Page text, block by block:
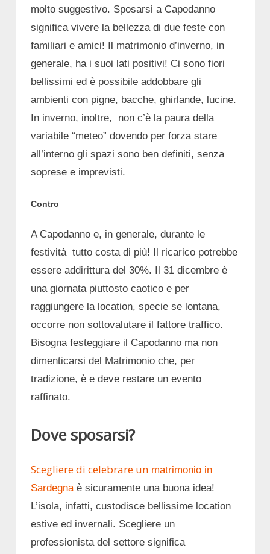
molto suggestivo. Sposarsi a Capodanno
significa vivere la bellezza di due feste con
familiari e amici! Il matrimonio d’inverno, in
generale, ha i suoi lati positivi! Ci sono fiori
bellissimi ed è possibile addobbare gli
ambienti con pigne, bacche, ghirlande, lucine.
In inverno, inoltre, non c’è la paura della
variabile “meteo” dovendo per forza stare
all’interno gli spazi sono ben definiti, senza
soprese e imprevisti.
Contro
A Capodanno e, in generale, durante le
festività tutto costa di più! Il ricarico potrebbe
essere addirittura del 30%. Il 31 dicembre è
una giornata piuttosto caotico e per
raggiungere la location, specie se lontana,
occorre non sottovalutare il fattore traffico.
Bisogna festeggiare il Capodanno ma non
dimenticarsi del Matrimonio che, per
tradizione, è e deve restare un evento
raffinato.
Dove sposarsi?
Scegliere di celebrare un matrimonio in
Sardegna è sicuramente una buona idea!
L’isola, infatti, custodisce bellissime location
estive ed invernali. Scegliere un
professionista del settore significa